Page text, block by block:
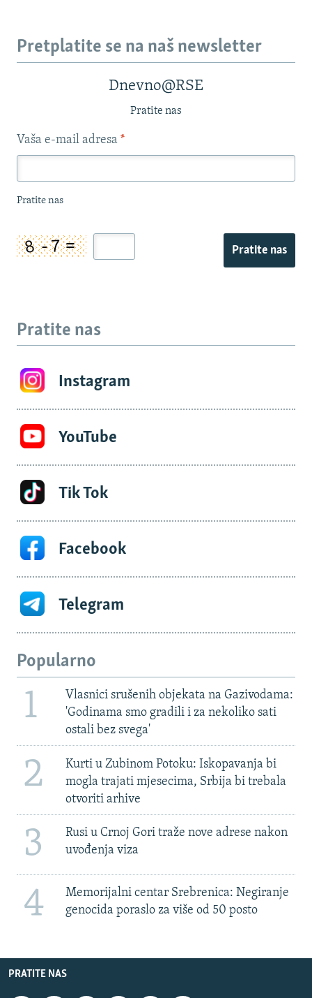
Pretplatite se na naš newsletter
Dnevno@RSE
Pratite nas
Vaša e-mail adresa *
Pratite nas
Pratite nas
Pratite nas
Instagram
YouTube
Tik Tok
Facebook
Telegram
Popularno
1
Vlasnici srušenih objekata na Gazivodama:
'Godinama smo gradili i za nekoliko sati
ostali bez svega'
2
Kurti u Zubinom Potoku: Iskopavanja bi
mogla trajati mjesecima, Srbija bi trebala
otvoriti arhive
3
Rusi u Crnoj Gori traže nove adrese nakon
uvođenja viza
4
Memorijalni centar Srebrenica: Negiranje
genocida poraslo za više od 50 posto
PRATITE NAS